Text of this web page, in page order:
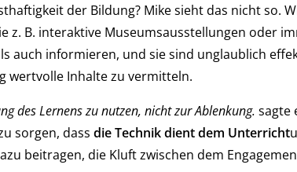
der Bildung? Mike sieht das nicht so.
z. B. interaktive Museumsausstellungen oder
auch informieren, und sie sind unglaublich
wertvolle Inhalte zu vermitteln.
des Lernens zu nutzen, nicht zur Ablenkung. sagte
sorgen, dass die Technik dient dem Unterricht
beitragen, die Kluft zwischen dem